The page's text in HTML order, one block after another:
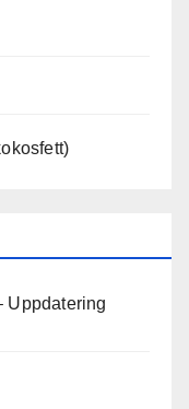
Uppdatering